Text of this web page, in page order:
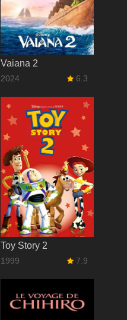
Vaiana 2
2024 6.3
Toy Story 2
1999 7.9